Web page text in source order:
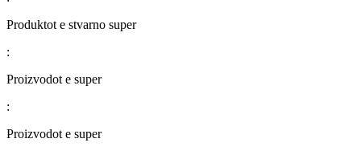
Produktot e stvarno super
:
Proizvodot e super
:
Proizvodot e super